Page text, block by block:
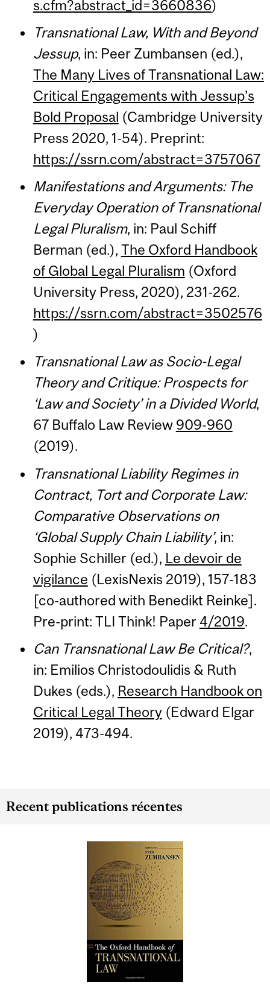
s.cfm?abstract_id=3660836)
Transnational Law, With and Beyond
Jessup, in: Peer Zumbansen (ed.),
The Many Lives of Transnational Law:
Critical Engagements with Jessup’s
Bold Proposal (Cambridge University
Press 2020, 1-54). Preprint:
https://ssrn.com/abstract=3757067
Manifestations and Arguments: The
Everyday Operation of Transnational
Legal Pluralism, in: Paul Schiff
Berman (ed.), The Oxford Handbook
of Global Legal Pluralism (Oxford
University Press, 2020), 231-262.
https://ssrn.com/abstract=3502576
)
Transnational Law as Socio-Legal
Theory and Critique: Prospects for
‘Law and Society’ in a Divided World,
67 Buffalo Law Review 909-960
(2019).
Transnational Liability Regimes in
Contract, Tort and Corporate Law:
Comparative Observations on
‘Global Supply Chain Liability’, in:
Sophie Schiller (ed.), Le devoir de
vigilance (LexisNexis 2019), 157-183
[co-authored with Benedikt Reinke].
Pre-print: TLI Think! Paper 4/2019.
Can Transnational Law Be Critical?,
in: Emilios Christodoulidis & Ruth
Dukes (eds.), Research Handbook on
Critical Legal Theory(Edward Elgar
2019), 473-494.
Recent publications récentes